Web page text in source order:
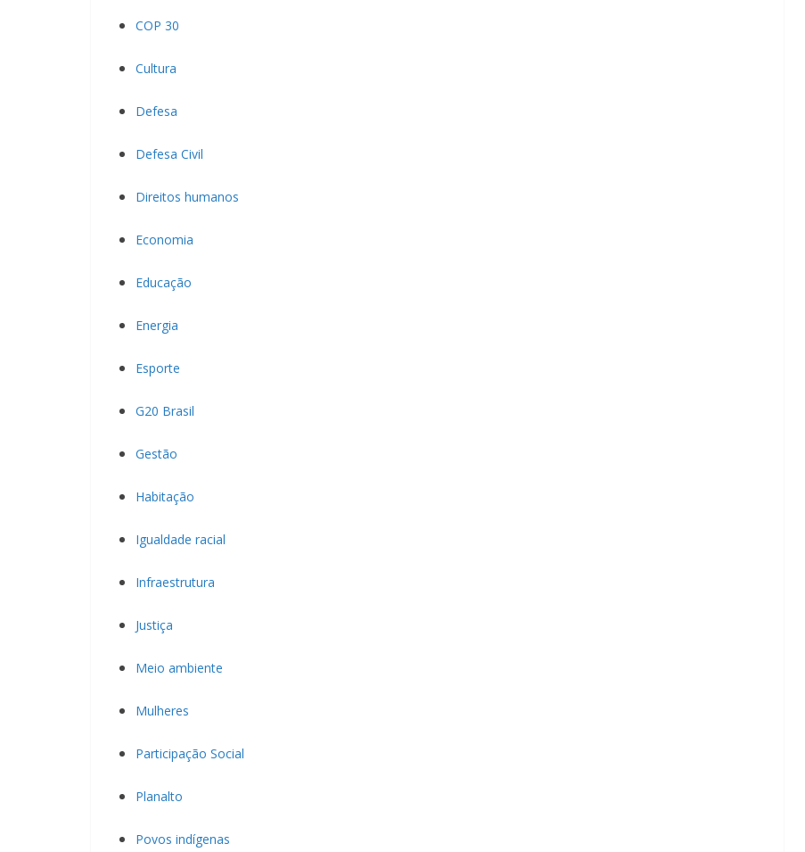
COP 30
Cultura
Defesa
Defesa Civil
Direitos humanos
Economia
Educação
Energia
Esporte
G20 Brasil
Gestão
Habitação
Igualdade racial
Infraestrutura
Justiça
Meio ambiente
Mulheres
Participação Social
Planalto
Povos indígenas